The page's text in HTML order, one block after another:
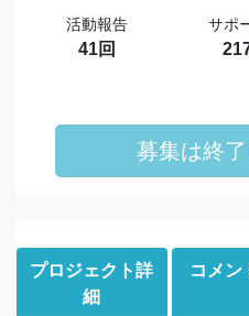
活動報告
41回
サポ
募集は終
プロジェクト詳
細
コメ